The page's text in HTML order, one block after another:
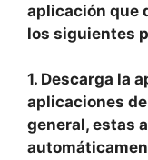
aplicación que
los siguientes
1. Descarga la
aplicaciones
general, estas